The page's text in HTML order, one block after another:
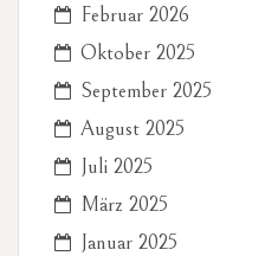
Februar 2026
Oktober 2025
September 2025
August 2025
Juli 2025
März 2025
Januar 2025